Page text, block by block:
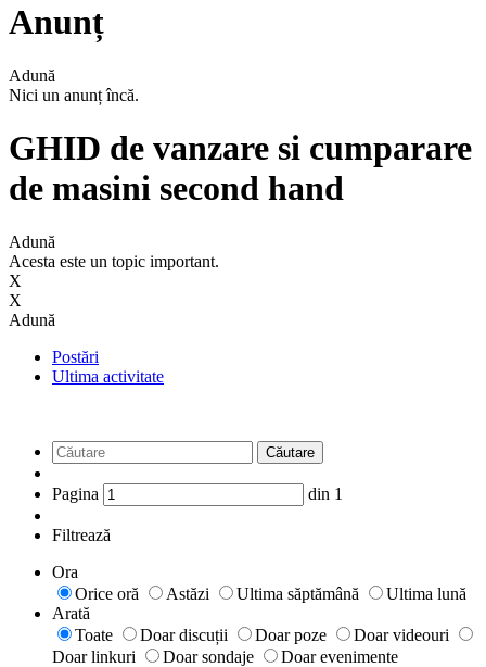
Anunț
Adună
Nici un anunț încă.
GHID de vanzare si cumparare
de masini second hand
Adună
Acesta este un topic important.
X
X
Adună
Postări
Ultima activitate
Căutare
Pagina din 1
Filtrează
Ora
Orice oră
Astăzi Ultima săptămână
Ultima lună
Arată
Toate
Doar discuții Doar poze
Doar videouri
Doar linkuri
Doar sondaje
Doar evenimente